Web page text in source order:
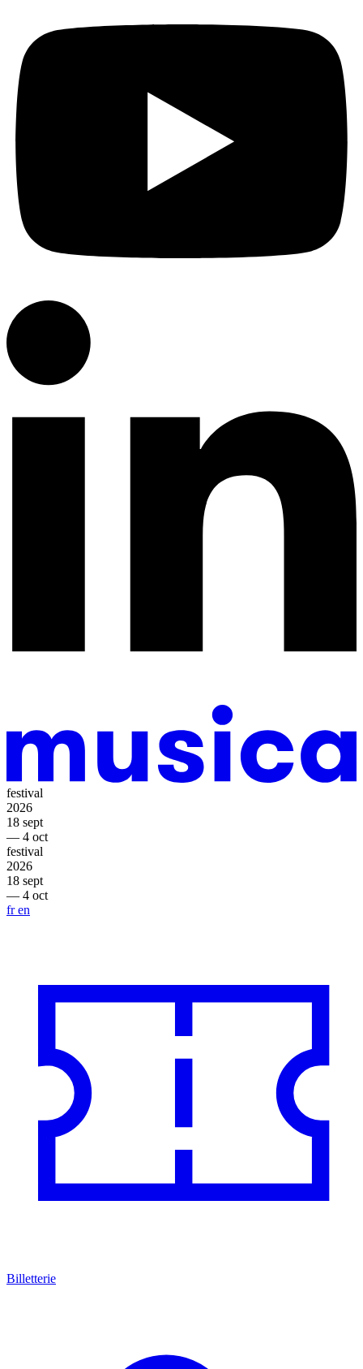
festival
2026
18 sept
— 4 oct
festival
2026
18 sept
— 4 oct
fren
Billetterie